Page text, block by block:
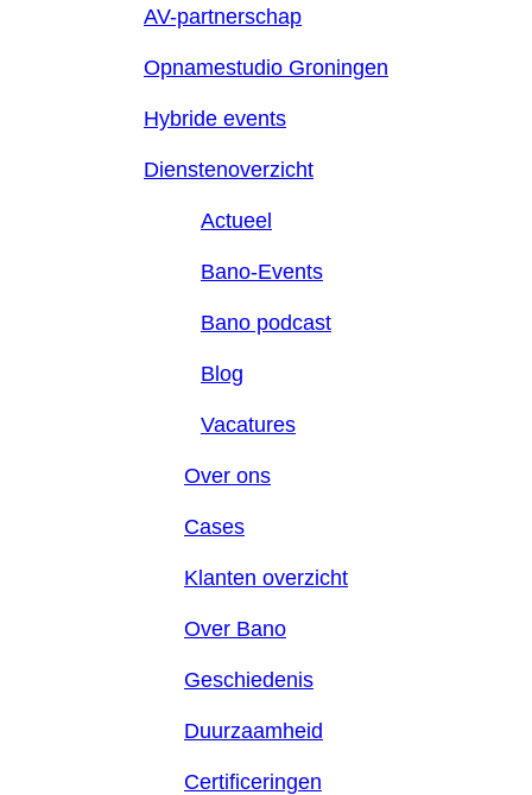
AV-partnerschap
Opnamestudio Groningen
Hybride events
Dienstenoverzicht
Actueel
Bano-Events
Bano podcast
Blog
Vacatures
Over ons
Cases
Klanten overzicht
Over Bano
Geschiedenis
Duurzaamheid
Certificeringen